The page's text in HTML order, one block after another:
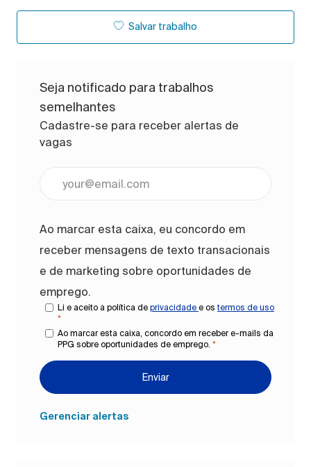
Salvar trabalho
Seja notificado para trabalhos
semelhantes
Cadastre-se para receber alertas de
vagas
Ao marcar esta caixa, eu concordo em
receber mensagens de texto transacionais
e de marketing sobre oportunidades de
emprego.
Li e aceito a política de privacidade e ostermos de uso
*
Ao marcar esta caixa, concordo em receber e-mails da
PPG sobre oportunidades de emprego. *
Enviar
Gerenciar alertas